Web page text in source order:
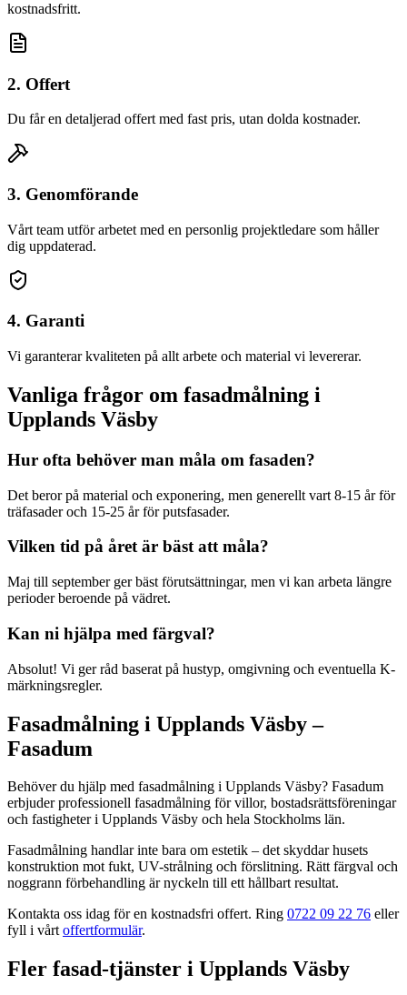
kostnadsfritt.
2. Offert
Du får en detaljerad offert med fast pris, utan dolda kostnader.
3. Genomförande
Vårt team utför arbetet med en personlig projektledare som håller
dig uppdaterad.
4. Garanti
Vi garanterar kvaliteten på allt arbete och material vi levererar.
Vanliga frågor om fasadmålning i
Upplands Väsby
Hur ofta behöver man måla om fasaden?
Det beror på material och exponering, men generellt vart 8-15 år för
träfasader och 15-25 år för putsfasader.
Vilken tid på året är bäst att måla?
Maj till september ger bäst förutsättningar, men vi kan arbeta längre
perioder beroende på vädret.
Kan ni hjälpa med färgval?
Absolut! Vi ger råd baserat på hustyp, omgivning och eventuella K-
märkningsregler.
Fasadmålning i Upplands Väsby–
Fasadum
Behöver du hjälp med fasadmålning i Upplands Väsby? Fasadum
erbjuder professionell fasadmålning för villor, bostadsrättsföreningar
och fastigheteri Upplands Väsby och hela Stockholms län.
Fasadmålning handlar inte bara om estetik – det skyddar husets
konstruktion mot fukt, UV-strålning och förslitning. Rätt färgval och
noggrann förbehandling är nyckeln till ett hållbart resultat.
Kontakta oss idag för en kostnadsfri offert. Ring 0722 09 22 76 eller
fyll i vårtoffertformulär.
Fler fasad-tjänster i Upplands Väsby